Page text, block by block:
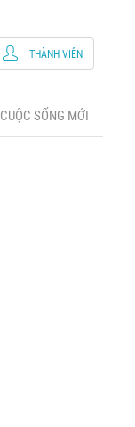
CUỘC SỐNG MỚI
THÀNH VIÊN